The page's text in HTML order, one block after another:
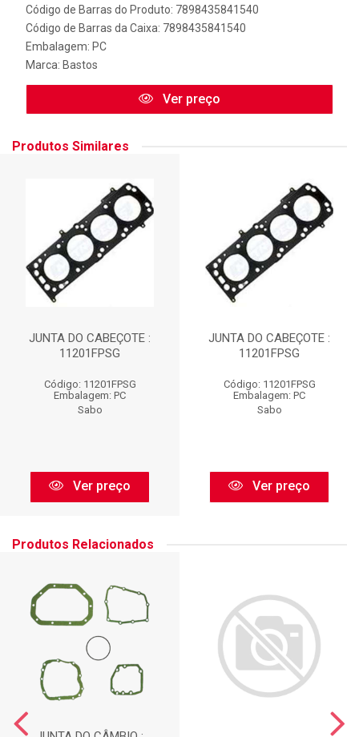
Código de Barras do Produto: 7898435841540
Código de Barras da Caixa: 7898435841540
Embalagem: PC
Marca: Bastos
Ver preço
Produtos Similares
JUNTA DO CABEÇOTE :
11201FPSG
Código: 11201FPSG
Embalagem: PC
Sabo
Ver preço
JUNTA DO CABEÇOTE :
11201FPSG
Código: 11201FPSG
Embalagem: PC
Sabo
Ver preço
Produtos Relacionados